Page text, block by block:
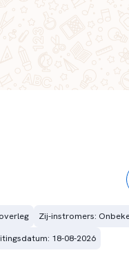
Zij-instromers:
18-08-2026